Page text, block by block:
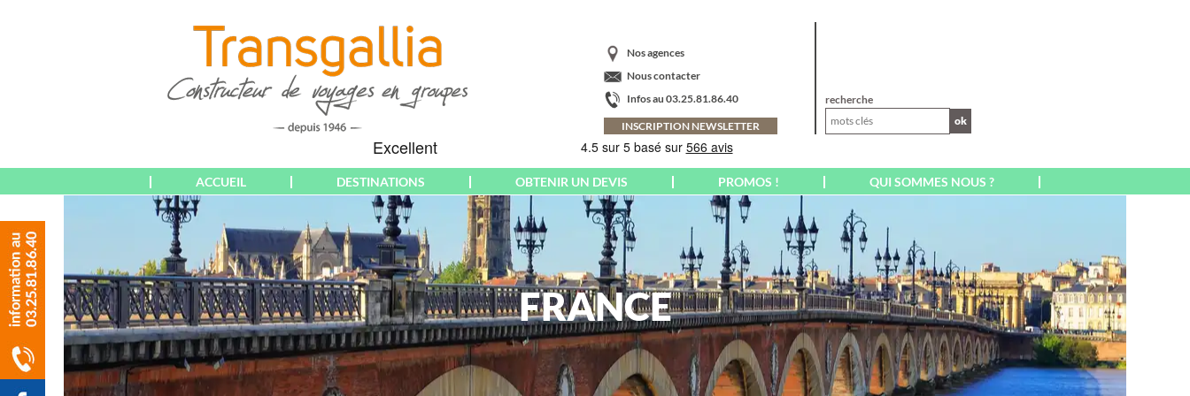
Nos agences
Nous contacter
Infos au 03.25.81.86.40
INSCRIPTION NEWSLETTER
recherche
ok
ACCUEIL DESTINATIONS
THÉMATIQUES
WEEK-END &
COURT SÉJOUR
SÉJOUR
CIRCUIT
CROISIÈRE
RANDONNÉE
PARTICULIERS
(DÉPARTS PARIS)
PARTICULIERS
(DÉPARTS AUBE &
EUROPE
ALBANIE
ALGARVE
ALLEMAGNE
ALSACE
AMNEVILLE
AMSTERDAM
ANDALOUSIE
ANGLETERRE
ATHÈNES
AUTRICHE & TYROL
CRÈTE
ECOSSE
EMILIE-ROMAGNE
ESPAGNE
EUROPA-PARK
FLORENCE
FLORIADE
EXPOSITION
FRANCE
FUERTEVENTURA
PARIS
PAYS BALTES
PAYS BASQUE
PAYS DE GALLES
CORNOUAILLES
POLOGNE
PONTS MAI-JUIN
PORT AVENTURA
PORTUGAL
POUILLES
AMÉRIQUE
ARGENTINE
BAHAMAS
BRÉSIL
CANADA
COLOMBIE
COSTA RICA
CUBA
EQUATEUR &
GALAPAGOS
ETATS-UNIS USA
AFRIQUE
AFRIQUE DU SUD
CAP VERT SAL BOA
VISTA
EGYPTE
ILE MAURICE
ILE DE LA RÉUNION
KENYA
MADAGASCAR
MAROC
MARRAKECH
OBTENIR UN DEVIS PROMOS ! QUI SOMMES NOUS ?
FRANCE